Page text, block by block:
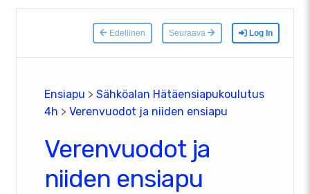
Edellinen Seuraava Log In
Ensiapu > Sähköalan Hätäensiapukoulutus
4h > Verenvuodot ja niiden ensiapu
Verenvuodot ja
niiden ensiapu